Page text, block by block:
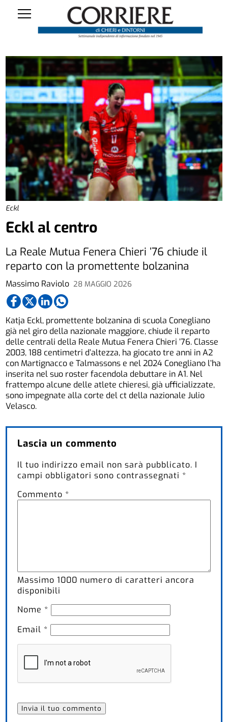
Eckl
Massimo Raviolo 28 MAGGIO 2026
Eckl al centro
La Reale Mutua Fenera Chieri ’76 chiude il
reparto con la promettente bolzanina
Katja Eckl, promettente bolzanina di scuola Conegliano
già nel giro della nazionale maggiore, chiude il reparto
delle centrali della Reale Mutua Fenera Chieri ’76. Classe
2003, 188 centimetri d’altezza, ha giocato tre anni in A2
con Martignacco e Talmassons e nel 2024 Conegliano l’ha
inserita nel suo roster facendola debuttare in A1. Nel
frattempo alcune delle atlete chieresi, già ufficializzate,
sono impegnate alla corte del ct della nazionale Julio
Velasco.
Lascia un commento
Il tuo indirizzo email non sarà pubblicato. I
campi obbligatori sono contrassegnati *
Commento *
Massimo1000 numero di caratteri ancora
disponibili
Nome *
Email *